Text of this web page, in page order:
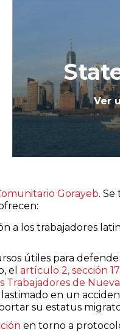
Ver
Gorayeb.
a los trabajadores
útiles para
el artículo 2, sección
Trabajadores de
en un
su estatus
en torno a